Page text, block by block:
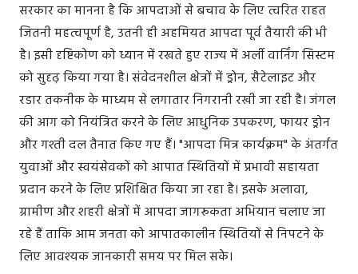
सरकार का मानना है कि आपदाओं से बचाव के लिए त्वरित राहत
जितनी महत्वपूर्ण है, उतनी ही अहमियत आपदा पूर्व तैयारी की भी
है। इसी दृष्टिकोण को ध्यान में रखते हुए राज्य में अर्ली वार्निंग सिस्टम
को सुदृढ़ किया गया है। संवेदनशील क्षेत्रों में ड्रोन, सैटेलाइट और
रडार तकनीक के माध्यम से लगातार निगरानी रखी जा रही है। जंगल
की आग को नियंत्रित करने के लिए आधुनिक उपकरण, फायर ड्रोन
और गश्ती दल तैनात किए गए हैं। "आपदा मित्र कार्यक्रम" के अंतर्गत
युवाओं और स्वयंसेवकों को आपात स्थितियों में प्रभावी सहायता
प्रदान करने के लिए प्रशिक्षित किया जा रहा है। इसके अलावा,
ग्रामीण और शहरी क्षेत्रों में आपदा जागरूकता अभियान चलाए जा
रहे हैं ताकि आम जनता को आपातकालीन स्थितियों से निपटने के
लिए आवश्यक जानकारी समय पर मिल सके।